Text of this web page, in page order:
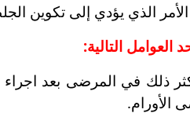
الذي يؤدي إلى تكوين
التالية:
ذلك في المرضى بعد
الأورام.